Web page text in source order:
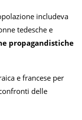
includeva
tedesche e
propagandistiche
e francese per
delle